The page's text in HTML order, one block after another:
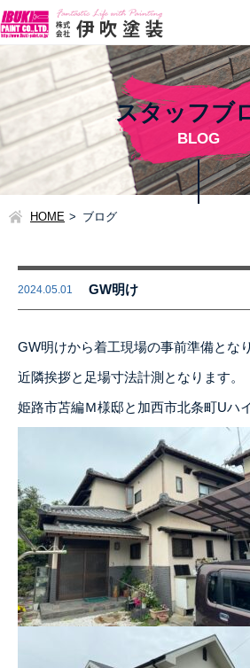
スタッフブ
BLOG
HOME ブログ
2024.05.01 GW明け
GW明けから着工現場の事前準備とな
近隣挨拶と足場寸法計測となります。
姫路市苫編Ｍ様邸と加西市北条町Uハ